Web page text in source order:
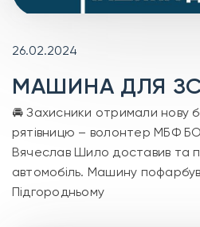
26.02.2024
МАШИНА ДЛЯ
🚘 Захисники отримали нову
рятівницю – волонтер МБФ
Вячеслав Шило доставив та
автомобіль. Машину
Підгородньому